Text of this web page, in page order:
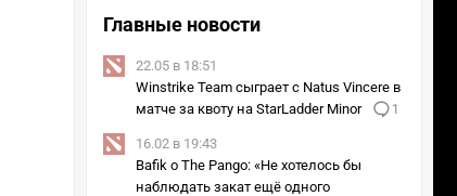
Главные новости
22.05 в 18:51
Winstrike Team сыграет с Natus Vincere в
матче за квоту на StarLadder Minor
1
16.02 в 19:43
Bafik о The Pango: «Не хотелось бы
наблюдать закат ещё одного